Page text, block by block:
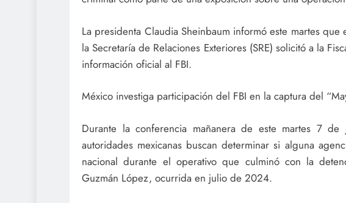
La presidenta Claudia Sheinbaum informó este martes
la Secretaría de Relaciones Exteriores (SRE) solicitó a la
información oficial al FBI.
México investiga participación del FBI en la captura del
Durante la conferencia mañanera de este martes 7
autoridades mexicanas buscan determinar si alguna
nacional durante el operativo que culminó con la
Guzmán López, ocurrida en julio de 2024.